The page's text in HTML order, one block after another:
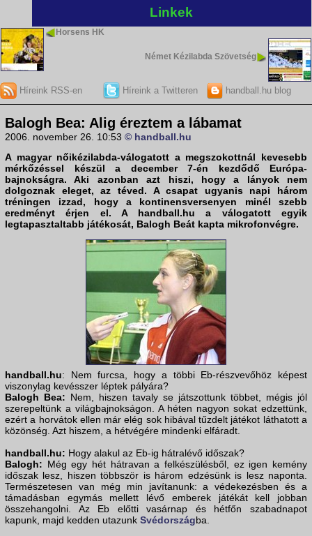
Linkek
Horsens HK
Német Kézilabda Szövetség
Híreink RSS-en Híreink a Twitteren handball.hu blog
Balogh Bea: Alig éreztem a lábamat
2006. november 26. 10:53 © handball.hu
A magyar nőikézilabda-válogatott a megszokottnál kevesebb
mérkőzéssel készül a december 7-én kezdődő Európa-
bajnokságra. Aki azonban azt hiszi, hogy a lányok nem
dolgoznak eleget, az téved. A csapat ugyanis napi három
tréningen izzad, hogy a kontinensversenyen minél szebb
eredményt érjen el. A handball.hu a válogatott egyik
legtapasztaltabb játékosát, Balogh Beát kapta mikrofonvégre.
handball.hu: Nem furcsa, hogy a többi Eb-részvevőhöz képest
viszonylag kevésszer léptek pályára?
Balogh Bea: Nem, hiszen tavaly se játszottunk többet, mégis jól
szerepeltünk a világbajnokságon. A héten nagyon sokat edzettünk,
ezért a horvátok ellen már elég sok hibával tűzdelt játékot láthatott a
közönség. Azt hiszem, a hétvégére mindenki elfáradt.
handball.hu: Hogy alakul az Eb-ig hátralévő időszak?
Balogh: Még egy hét hátravan a felkészülésből, ez igen kemény
időszak lesz, hiszen többször is három edzésünk is lesz naponta.
Természetesen van még min javítanunk: a védekezésben és a
támadásban egymás mellett lévő emberek játékát kell jobban
összehangolni. Az Eb előtti vasárnap és hétfőn szabadnapot
kapunk, majd kedden utazunk Svédországba.